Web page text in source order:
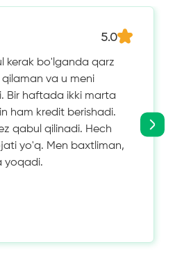
5.0
kerak bo'lganda qarz
va u meni
Bir haftada ikki marta
ham kredit berishadi.
qabul qilinadi. Hech
yo'q. Men baxtliman,
yoqadi.